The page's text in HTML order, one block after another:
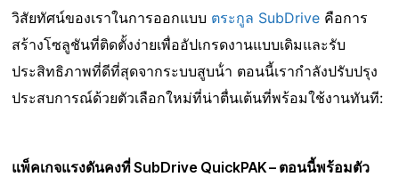
วิสัยทัศน์ของเราในการออกแบบ ตระกูล SubDrive คือการ
สร้างโซลูชันที่ติดตั้งง่ายเพื่ออัปเกรดงานแบบเดิมและรับ
ประสิทธิภาพที่ดีที่สุดจากระบบสูบน้ํา ตอนนี้เรากําลังปรับปรุง
ประสบการณ์ด้วยตัวเลือกใหม่ที่น่าตื่นเต้นที่พร้อมใช้งานทันที:
แพ็คเกจแรงดันคงที่ SubDrive QuickPAK – ตอนนี้พร้อมตัว